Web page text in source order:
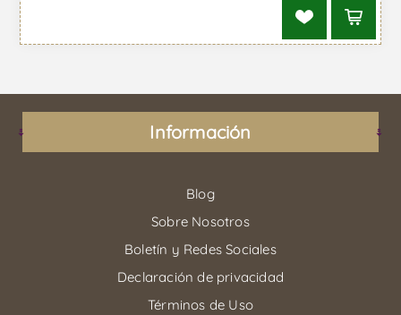
Información
Blog
Sobre Nosotros
Boletín y Redes Sociales
Declaración de privacidad
Términos de Uso